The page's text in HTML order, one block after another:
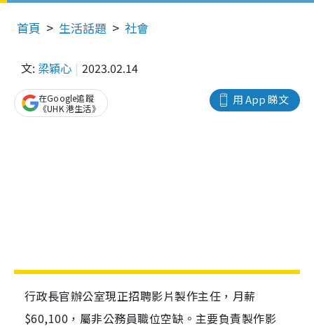
首頁 生活話題 社會
文: 梁穎心 2023.02.14
用 App 睇文
在Google追蹤
《UHK 港生活》
行政長官辦公室現正招聘影片製作主任，月薪
$60,100，屬非公務員職位空缺。主要負責製作影